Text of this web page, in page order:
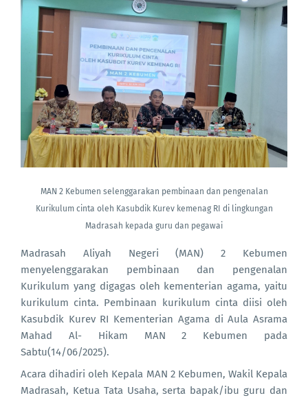
MAN 2 Kebumen selenggarakan pembinaan dan pengenalan
Kurikulum cinta oleh Kasubdik Kurev kemenag RI di lingkungan
Madrasah kepada guru dan pegawai
Madrasah Aliyah Negeri (MAN) 2 Kebumen
menyelenggarakan pembinaan dan pengenalan
Kurikulum yang digagas oleh kementerian agama, yaitu
kurikulum cinta. Pembinaan kurikulum cinta diisi oleh
Kasubdik Kurev RI Kementerian Agama di Aula Asrama
Mahad Al- Hikam MAN 2 Kebumen pada
Sabtu(14/06/2025).
Acara dihadiri oleh Kepala MAN 2 Kebumen, Wakil Kepala
Madrasah, Ketua Tata Usaha, serta bapak/ibu guru dan